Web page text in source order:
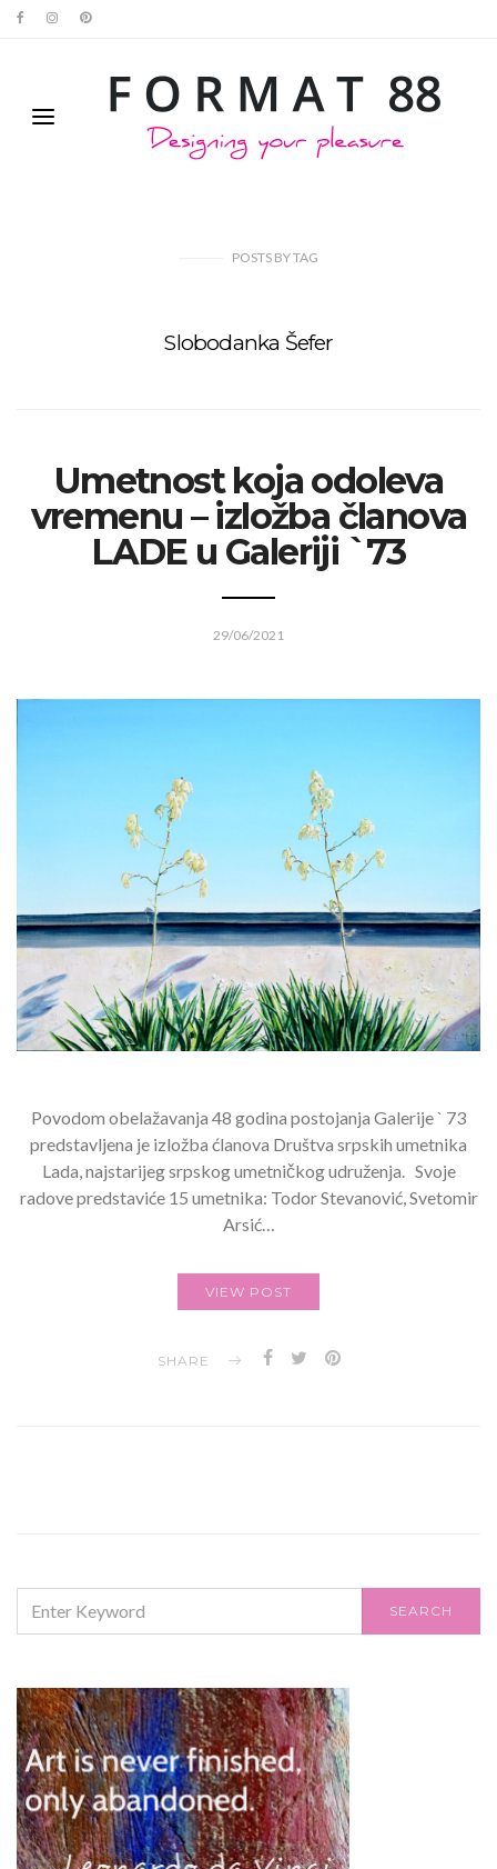
POSTS BYTAG
Slobodanka Šefer
Umetnost koja odoleva
vremenu – izložba članova
LADE u Galeriji `73
29/06/2021
Povodom obelažavanja 48 godina postojanja Galerije ` 73
predstavljena je izložba ćlanova Društva srpskih umetnika
Lada, najstarijeg srpskog umetničkog udruženja. Svoje
radove predstaviće 15 umetnika: Todor Stevanović, Svetomir
Arsić…
VIEW POST
SHARE
FOR:
SEARCH